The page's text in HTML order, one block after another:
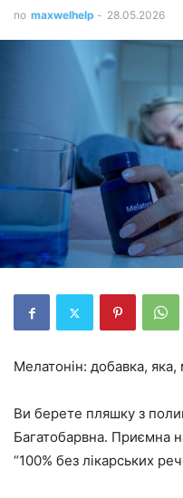
по maxwelhelp - 28.05.2026
Мелатонін: добавка,
Ви берете пляшку з
Багатобарвна. Приємна
“100% без лікарських